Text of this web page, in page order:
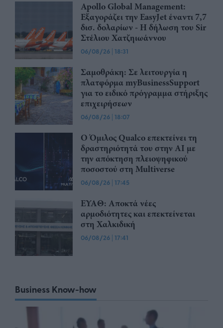
Apollo Global Management:
Εξαγοράζει την EasyJet έναντι 7,7
δισ. δολαρίων - Η δήλωση του Sir
Στέλιου Χατζηιωάννου
06/08/26 | 18:31
Σαμοθράκη: Σε λειτουργία η
πλατφόρμα myBusinessSupport
για το ειδικό πρόγραμμα στήριξης
επιχειρήσεων
06/08/26 | 18:07
Ο Όμιλος Qualco επεκτείνει τη
δραστηριότητά του στην ΑΙ με
την απόκτηση πλειοψηφικού
ποσοστού στη Multiverse
06/08/26 | 17:45
ΕΥΑΘ: Αποκτά νέες
αρμοδιότητες και επεκτείνεται
στη Χαλκιδική
06/08/26 | 17:41
Business Know-how